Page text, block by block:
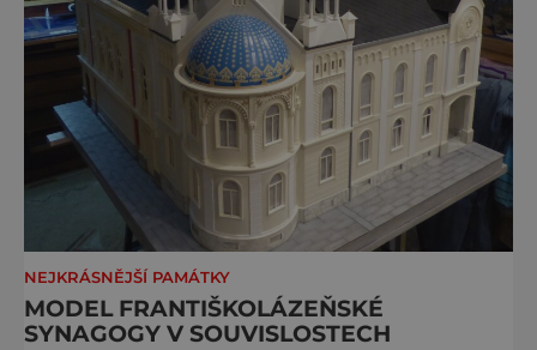
NEJKRÁSNĚJŠÍ PAMÁTKY
MODEL FRANTIŠKOLÁZEŇSKÉ
SYNAGOGY V SOUVISLOSTECH